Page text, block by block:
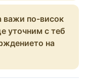
важи по-висок
уточним с теб
на